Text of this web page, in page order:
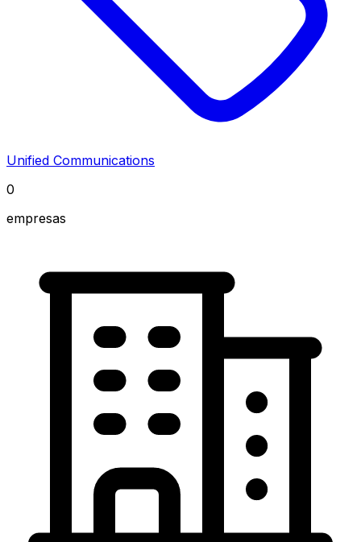
Unified Communications
0
empresas